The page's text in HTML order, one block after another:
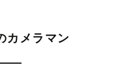
カメラマン